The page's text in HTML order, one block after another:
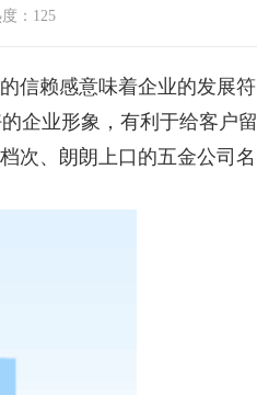
：125
信赖感意味着企业的发展符
企业形象，有利于给客户留
次、朗朗上口的五金公司名